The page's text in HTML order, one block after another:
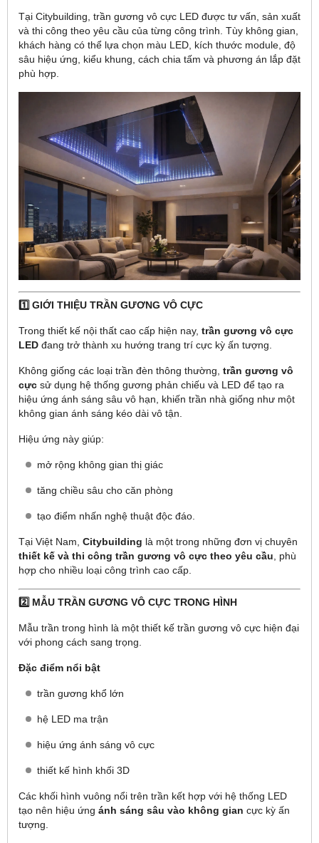
Tại Citybuilding, trần gương vô cực LED được tư vấn, sản xuất
và thi công theo yêu cầu của từng công trình. Tùy không gian,
khách hàng có thể lựa chọn màu LED, kích thước module, độ
sâu hiệu ứng, kiểu khung, cách chia tấm và phương án lắp đặt
phù hợp.
1️⃣ GIỚI THIỆU TRẦN GƯƠNG VÔ CỰC
Trong thiết kế nội thất cao cấp hiện nay, trần gương vô cực
LED đang trở thành xu hướng trang trí cực kỳ ấn tượng.
Không giống các loại trần đèn thông thường, trần gương vô
cực sử dụng hệ thống gương phản chiếu và LED để tạo ra
hiệu ứng ánh sáng sâu vô hạn, khiến trần nhà giống như một
không gian ánh sáng kéo dài vô tận.
Hiệu ứng này giúp:
mở rộng không gian thị giác
tăng chiều sâu cho căn phòng
tạo điểm nhấn nghệ thuật độc đáo.
Tại Việt Nam, Citybuilding là một trong những đơn vị chuyên
thiết kế và thi công trần gương vô cực theo yêu cầu , phù
hợp cho nhiều loại công trình cao cấp.
2️⃣ MẪU TRẦN GƯƠNG VÔ CỰC TRONG HÌNH
Mẫu trần trong hình là một thiết kế trần gương vô cực hiện đại
với phong cách sang trọng.
Đặc điểm nổi bật
trần gương khổ lớn
hệ LED ma trận
hiệu ứng ánh sáng vô cực
thiết kế hình khối 3D
Các khối hình vuông nổi trên trần kết hợp với hệ thống LED
tạo nên hiệu ứng ánh sáng sâu vào không gian cực kỳ ấn
tượng.